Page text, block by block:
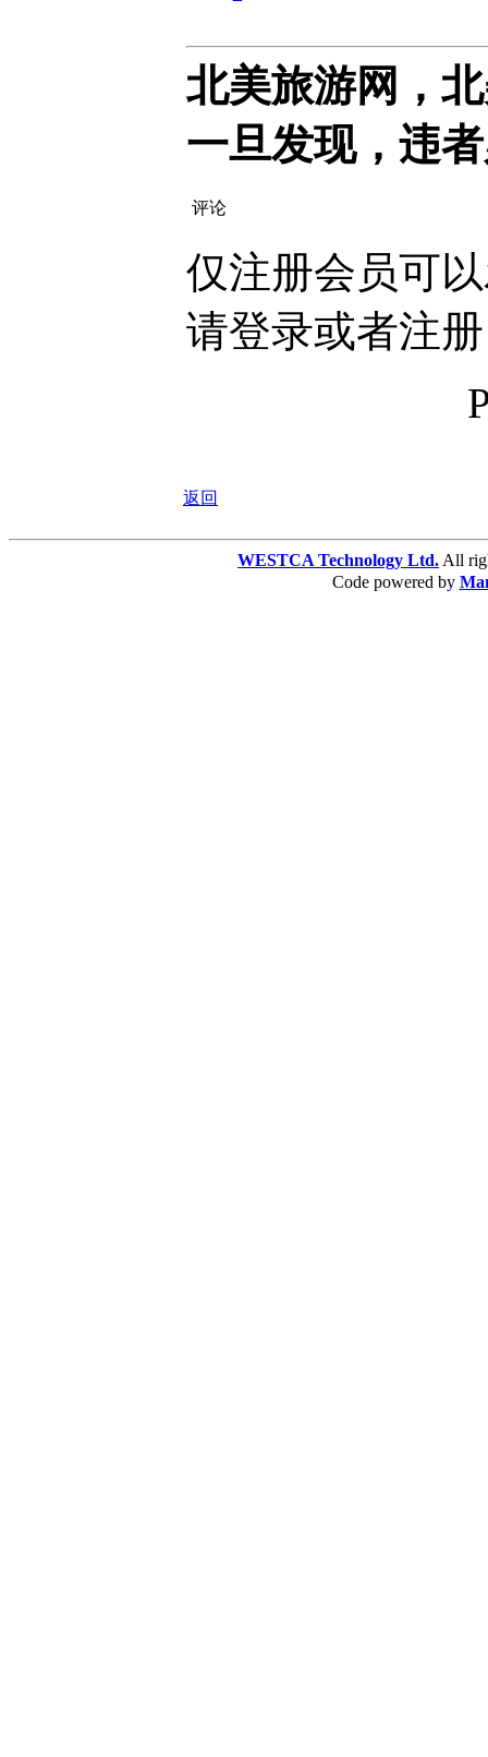
北美旅游网，
一旦发现，违
评论
仅注册会员可
请登录或者注册
返回
WESTCA Technology Ltd. All
Code powered by